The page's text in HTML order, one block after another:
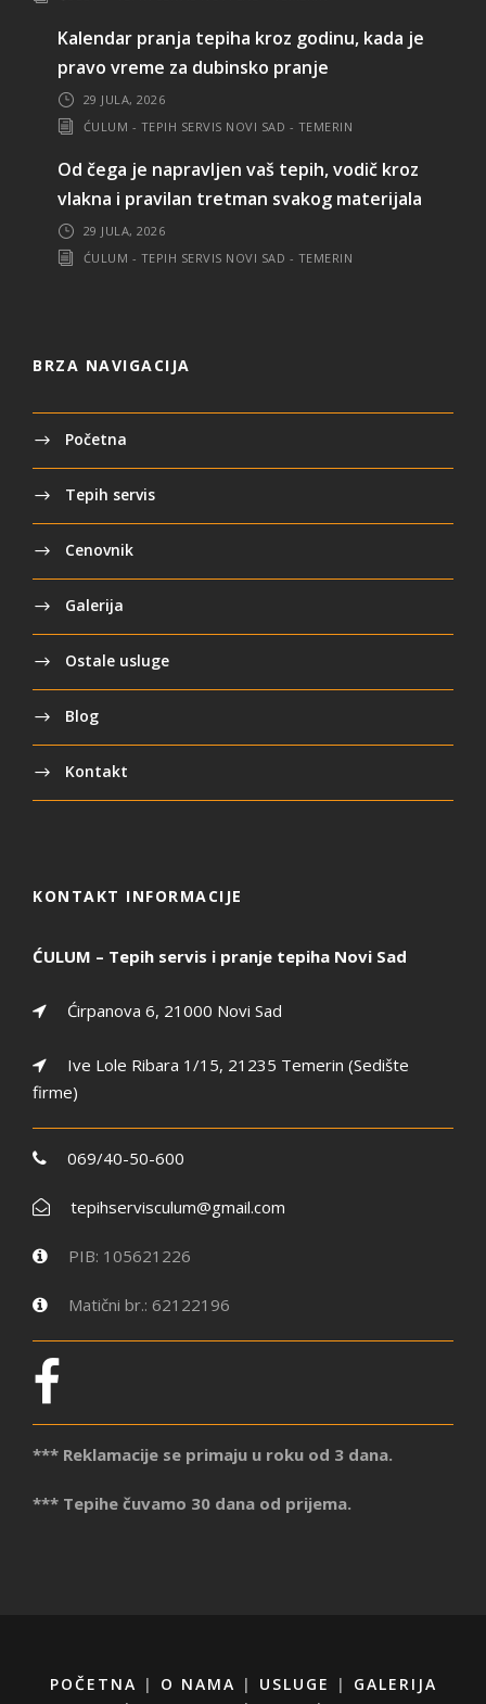
Kalendar pranja tepiha kroz godinu, kada je
pravo vreme za dubinsko pranje
29 JULA, 2026
ĆULUM - TEPIH SERVIS NOVI SAD - TEMERIN
Od čega je napravljen vaš tepih, vodič kroz
vlakna i pravilan tretman svakog materijala
29 JULA, 2026
ĆULUM - TEPIH SERVIS NOVI SAD - TEMERIN
BRZA NAVIGACIJA
Početna
Tepih servis
Cenovnik
Galerija
Ostale usluge
Blog
Kontakt
KONTAKT INFORMACIJE
ĆULUM – Tepih servis i pranje tepiha Novi Sad
Ćirpanova 6, 21000 Novi Sad
Ive Lole Ribara 1/15, 21235 Temerin (Sedište
firme)
069/40-50-600
tepihservisculum@gmail.com
PIB: 105621226
Matični br.: 62122196
*** Reklamacije se primaju u roku od 3 dana.
*** Tepihe čuvamo 30 dana od prijema.
POČETNA | O NAMA | USLUGE | GALERIJA